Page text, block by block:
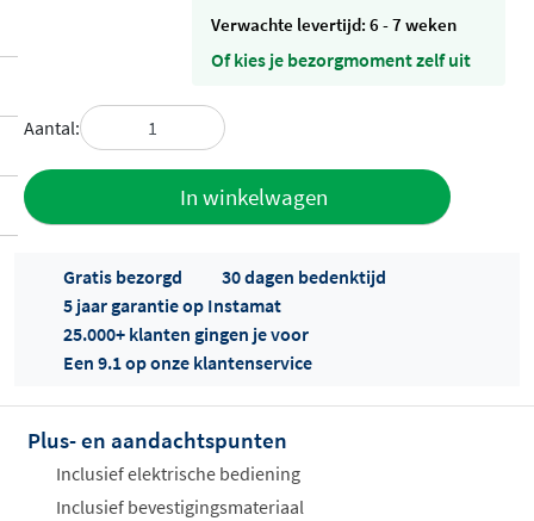
Verwachte levertijd: 6 - 7 weken
Of kies je bezorgmoment zelf uit
Aantal:
In winkelwagen
Offertes
ophalen...
Gratis bezorgd
30 dagen bedenktijd
5 jaar garantie op Instamat
25.000+ klanten gingen je voor
Een 9.1 op onze klantenservice
Plus- en aandachtspunten
Inclusief elektrische bediening
Inclusief bevestigingsmateriaal